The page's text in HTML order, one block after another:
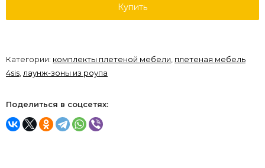
Купить
Категории: комплекты плетеной мебели, плетеная мебель
4sis,лаунж-зоны из роупа
Поделиться в соцсетях: